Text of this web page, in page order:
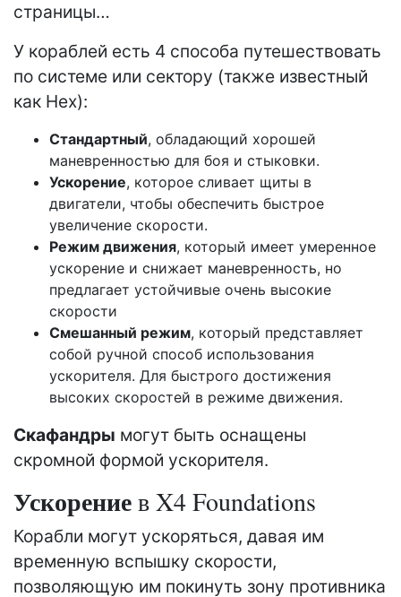
страницы…
У кораблей есть 4 способа путешествовать
по системе или сектору (также известный
как Hex):
Стандартный, обладающий хорошей
маневренностью для боя и стыковки.
Ускорение, которое сливает щиты в
двигатели, чтобы обеспечить быстрое
увеличение скорости.
Режим движения, который имеет умеренное
ускорение и снижает маневренность, но
предлагает устойчивые очень высокие
скорости
Смешанный режим, который представляет
собой ручной способ использования
ускорителя. Для быстрого достижения
высоких скоростей в режиме движения.
Скафандры могут быть оснащены
скромной формой ускорителя.
Ускорениев X4 Foundations
Корабли могут ускоряться, давая им
временную вспышку скорости,
позволяющую им покинуть зону противника